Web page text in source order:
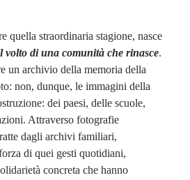
quella straordinaria stagione, nasce
di una comunità che rinasce.
un archivio della memoria della
non, dunque, le immagini della
dei paesi, delle scuole,
Attraverso fotografie
dagli archivi familiari,
di quei gesti quotidiani,
concreta che hanno